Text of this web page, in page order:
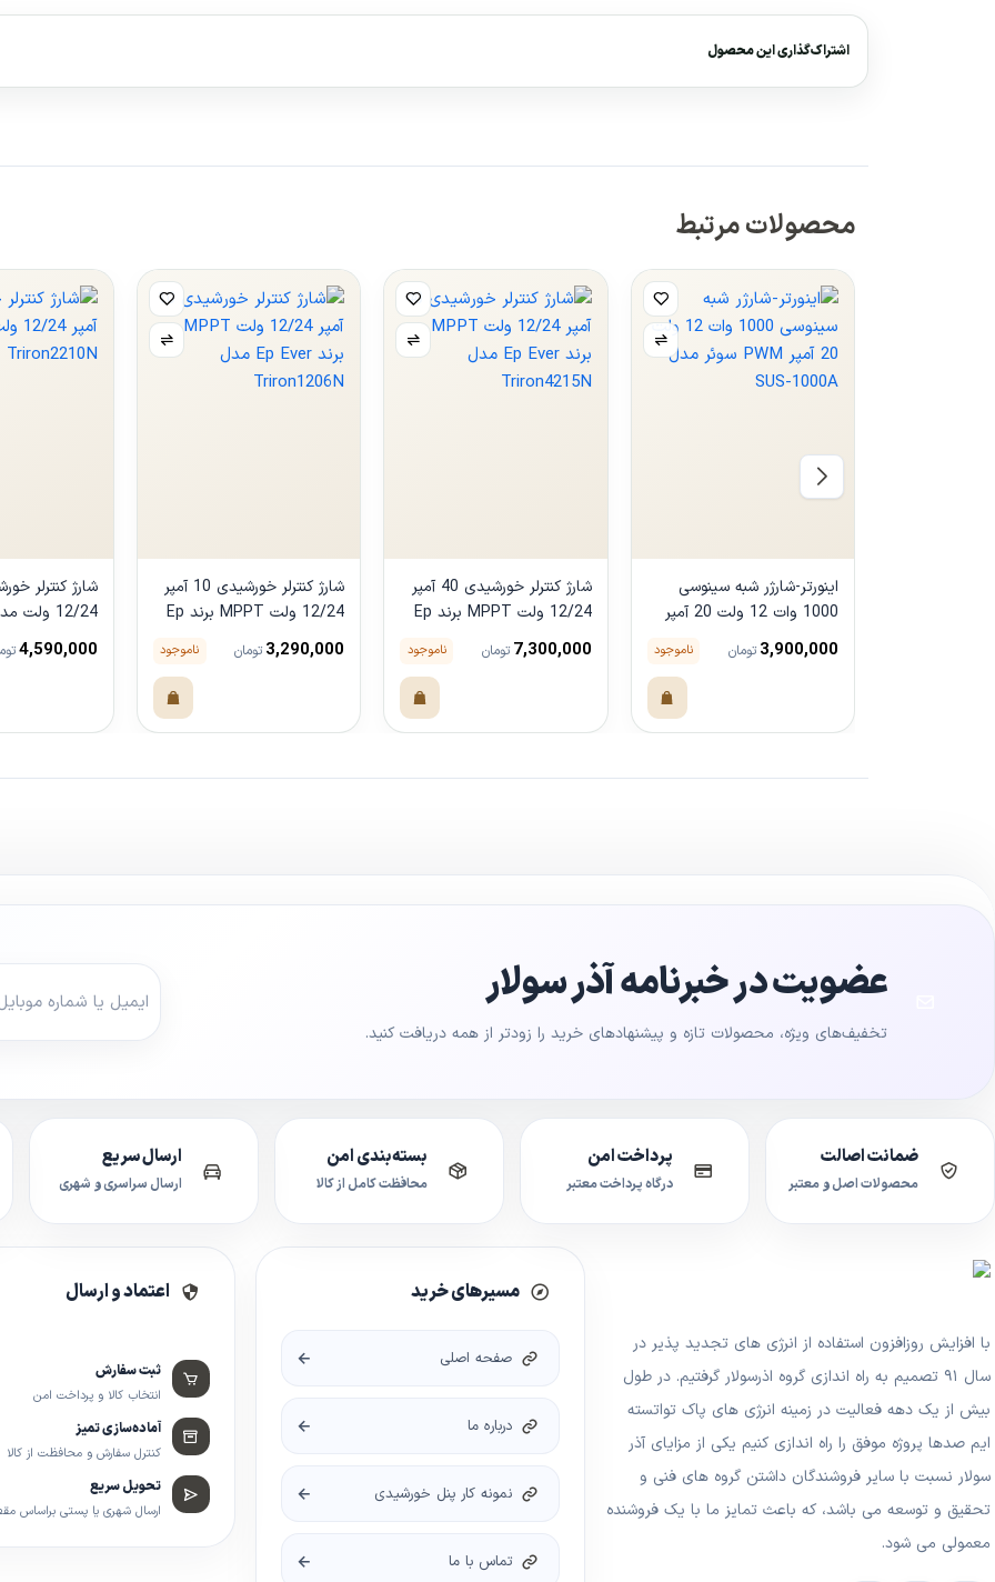
اشتراک‌گذاری این محصول
محصولات مرتبط
اینورتر-شارژر شبه سینوسی
1000 وات 12 ولت 20 آمپر
1000A
3,900,000 تومان ناموجود
شارژ کنترلر خورشیدی 40 آمپر
12/24 ولت MPPT برند Ep
Ever مدل Triron4215N
7,300,000 تومان ناموجود
شارژ کنترلر خورشیدی 10 آمپر
12/24 ولت MPPT برند Ep
Ever مدل Triron1206N
3,290,000 تومان ناموجود
12/24 ولت
Triron2210N
4,590,000
عضویت در خبرنامه آذر سولار
تخفیف‌های ویژه، محصولات تازه و پیشنهادهای خرید را زودتر از همه دریافت کنید.
ضمانت اصالت
محصولات اصل و معتبر
پرداخت امن
درگاه پرداخت معتبر
بسته‌بندی امن
محافظت کامل از کالا
ارسال سریع
ارسال سراسری و شهری
با افزایش روزافزون استفاده از انرژی های تجدید پذیر در
سال ۹۱ تصمیم به راه اندازی گروه اذرسولار گرفتیم. در طول
بیش از یک دهه فعالیت در زمینه انرژی های پاک تواتسته
ایم صدها پروژه موفق را راه اندازی کنیم یکی از مزایای آذر
سولار نسبت با سایر فروشندگان داشتن گروه های فنی و
تحقیق و توسعه می باشد، که باعث تمایز ما با یک فروشنده
معمولی می شود.
مسیرهای خرید
صفحه اصلی
درباره ما
نمونه کار پنل خورشیدی
تماس با ما
اعتماد و ارسال
ثبت سفارش
انتخاب کالا و پرداخت امن
آماده‌سازی تمیز
کنترل سفارش و محافظت از کالا
تحویل سریع
ارسال شهری یا پستی براساس